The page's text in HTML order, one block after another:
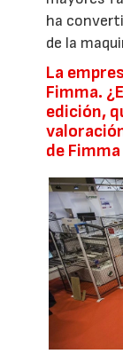
ha
de la
La
Fimma.
edición,
de